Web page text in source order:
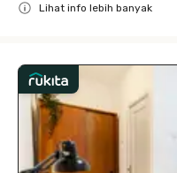
Lihat info lebih banyak